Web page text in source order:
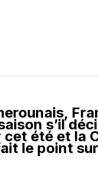
s’il
été et la
le point